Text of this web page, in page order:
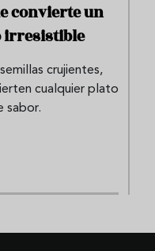
convierte un
irresistible
crujientes,
cualquier plato
sabor.